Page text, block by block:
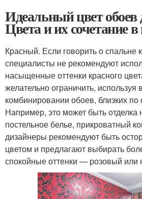
Идеальный цвет обоев
Цвета и их сочетание
Красный. Если говорить о спальне
специалисты не рекомендуют
насыщенные оттенки красного
желательно ограничить, используя
комбинировании обоев, близких по
Например, это может быть отделка
постельное белье, прикроватный
дизайнеры рекомендуют быть
цветом и предлагают выбирать
спокойные оттенки — розовый или